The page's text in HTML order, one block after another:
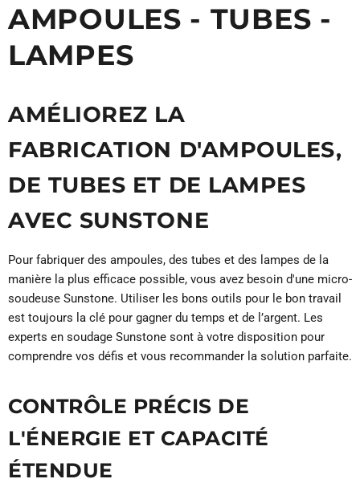
AMPOULES - TUBES -
LAMPES
AMÉLIOREZ LA
FABRICATION D'AMPOULES,
DE TUBES ET DE LAMPES
AVEC SUNSTONE
Pour fabriquer des ampoules, des tubes et des lampes de la
manière la plus efficace possible, vous avez besoin d'une micro-
soudeuse Sunstone. Utiliser les bons outils pour le bon travail
est toujours la clé pour gagner du temps et de l’argent. Les
experts en soudage Sunstone sont à votre disposition pour
comprendre vos défis et vous recommander la solution parfaite.
CONTRÔLE PRÉCIS DE
L'ÉNERGIE ET CAPACITÉ
ÉTENDUE